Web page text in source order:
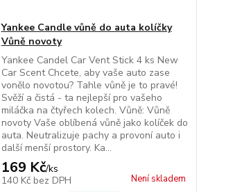
Yankee Candle vůně do auta kolíčky
Vůně novoty
Yankee Candel Car Vent Stick 4 ks New
Car Scent Chcete, aby vaše auto zase
vonělo novotou? Tahle vůně je to pravé!
Svěží a čistá - ta nejlepší pro vašeho
miláčka na čtyřech kolech. Vůně: Vůně
novoty Vaše oblíbená vůně jako kolíček do
auta. Neutralizuje pachy a provoní auto i
další menší prostory. Ka...
169 Kč/ks
140 Kč bez DPH Není skladem